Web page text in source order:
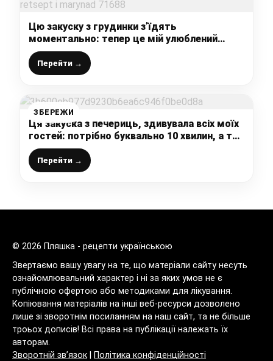
Цю закуску з грудинки з’їдять
моментально: тепер це мій улюблений
рецепт, незвичайний рецепт і маринад
Перейти →
ЗБЕРЕЖИ
Ця закуска з печериць, здивувала всіх моїх
гостей: потрібно буквально 10 хвилин, а так
смачно і просто
Перейти →
© 2026 Пляшка - рецепти українською
Звертаємо вашу увагу на те, що матеріали сайту несуть
ознайомлювальний характер і ні за яких умов не є
публічною офертою або методиками для лікування.
Копіювання матеріалів на інші веб-ресурси дозволено
лише зі зворотнім посиланням на наш сайт, та не більше
троьох дописів! Всі права на публікації належать їх
авторам.
Зворотній зв’язок
Політика конфіденційності